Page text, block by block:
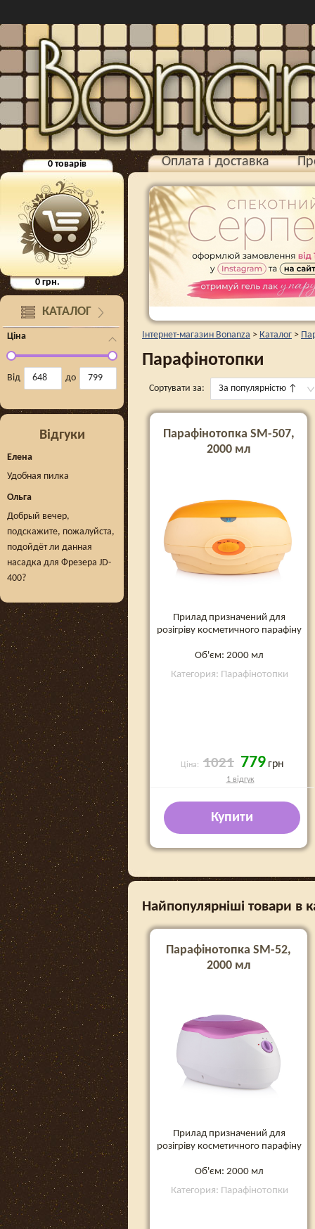
0 товарів
0грн.
КАТАЛОГ
Ціна
Від до
Відгуки
Елена
Удобная пилка
Ольга
Добрый вечер,
подскажите, пожалуйста,
подойдёт ли данная
насадка для Фрезера JD-
400?
Оплата і доставка
Інтернет-магазин Bonanza > Каталог >
Парафінотопки
Сортувати за: За популярністю ↑
Парафінотопка SM-507,
2000 мл
Прилад призначений для
розігріву косметичного парафіну
Об'єм: 2000 мл
Категория: Парафінотопки
Ціна: 1021 779 грн
1 відгук
Купити
Найпопулярніші товари в
Парафінотопка SM-52,
2000 мл
Прилад призначений для
розігріву косметичного парафіну
Об'єм: 2000 мл
Категория: Парафінотопки